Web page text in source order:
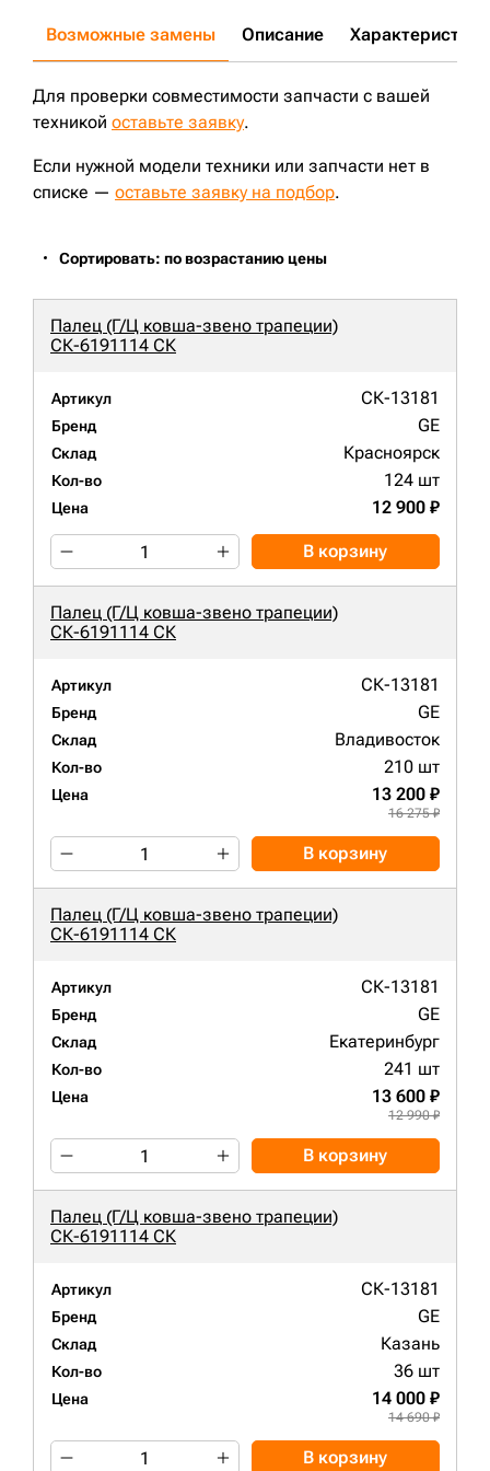
Возможные замены Описание Характеристики
Для проверки совместимости запчасти с вашей
техникой оставьте заявку.
Если нужной модели техники или запчасти нет в
списке — оставьте заявку на подбор.
Сортировать: по возрастанию цены
Палец (Г/Ц ковша-звено трапеции)
СК-6191114 СК
Артикул СК-13181
Бренд GE
Склад Красноярск
Кол-во 124 шт
Цена 12 900 ₽
В корзину
Палец (Г/Ц ковша-звено трапеции)
СК-6191114 СК
Артикул СК-13181
Бренд GE
Склад Владивосток
Кол-во 210 шт
Цена 13 200 ₽
16 275 ₽
В корзину
Палец (Г/Ц ковша-звено трапеции)
СК-6191114 СК
Артикул СК-13181
Бренд GE
Склад Екатеринбург
Кол-во 241 шт
Цена 13 600 ₽
12 990 ₽
В корзину
Палец (Г/Ц ковша-звено трапеции)
СК-6191114 СК
Артикул СК-13181
Бренд GE
Склад Казань
Кол-во 36 шт
Цена 14 000 ₽
14 690 ₽
В корзину